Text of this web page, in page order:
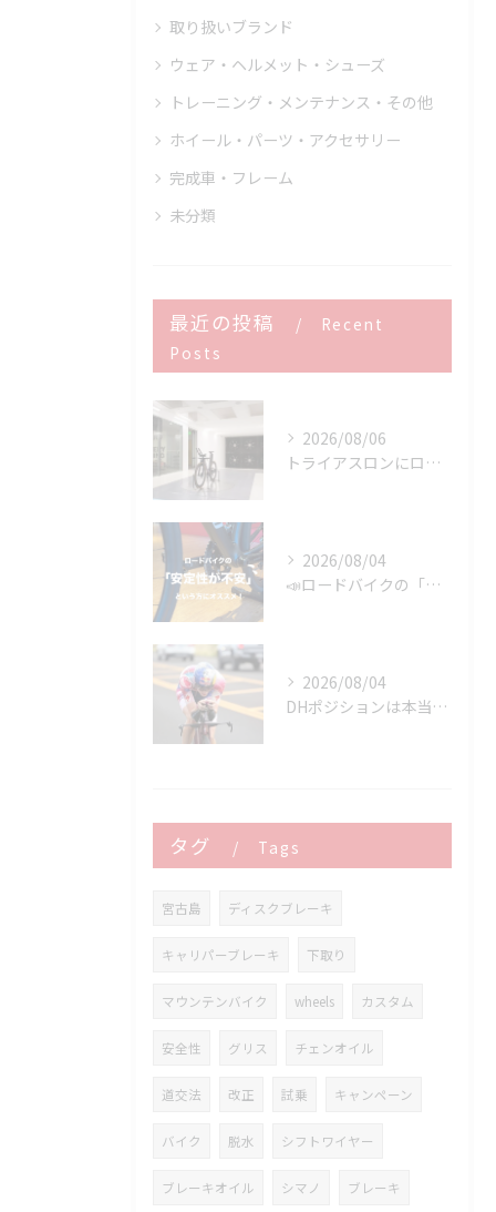
取り扱いブランド
ウェア・ヘルメット・シューズ
トレーニング・メンテナンス・その他
ホイール・パーツ・アクセサリー
完成車・フレーム
未分類
最近の投稿
Recent
Posts
2026/08/06
トライアスロンにロードバイクはどこまで使える？
2026/08/04
📣ロードバイクの「安定性が不安」という方にオススメ👍
2026/08/04
DHポジションは本当に速いのか？ 速さを決めるのはDHバーではなく「維持できるポジション」です
タグ Tags
宮古島 ディスクブレーキ
キャリパーブレーキ 下取り
マウンテンバイク wheels カスタム
安全性 グリス チェンオイル
道交法 改正 試乗 キャンペーン
バイク 脱水 シフトワイヤー
ブレーキオイル シマノ ブレーキ